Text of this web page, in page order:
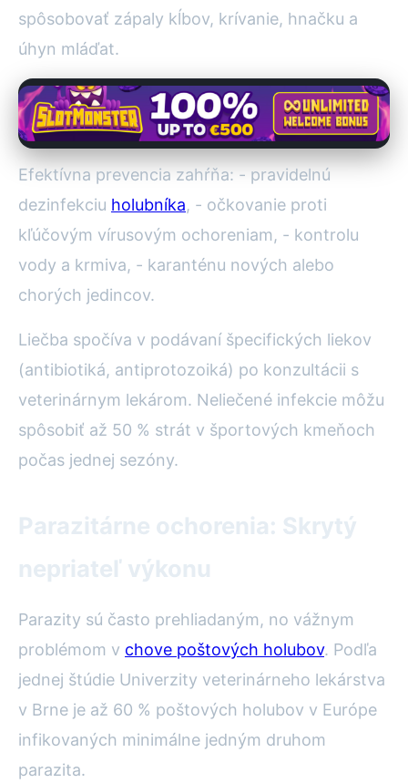
spôsobovať zápaly kĺbov, krívanie, hnačku a
úhyn mláďat.
Efektívna prevencia zahŕňa: - pravidelnú
dezinfekciu holubníka, - očkovanie proti
kľúčovým vírusovým ochoreniam, - kontrolu
vody a krmiva, - karanténu nových alebo
chorých jedincov.
Liečba spočíva v podávaní špecifických liekov
(antibiotiká, antiprotozoiká) po konzultácii s
veterinárnym lekárom. Neliečené infekcie môžu
spôsobiť až 50 % strát v športových kmeňoch
počas jednej sezóny.
Parazitárne ochorenia: Skrytý
nepriateľ výkonu
Parazity sú často prehliadaným, no vážnym
problémom v chove poštových holubov. Podľa
jednej štúdie Univerzity veterinárneho lekárstva
v Brne je až 60 % poštových holubov v Európe
infikovaných minimálne jedným druhom
parazita.